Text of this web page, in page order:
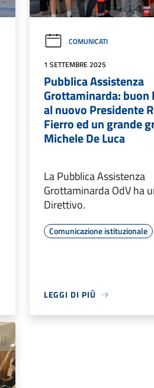
COMUNICATI
1 SETTEMBRE 2025
Pubblica Assistenza
Grottaminarda: buon
al nuovo Presidente
Fierro ed un grande
Michele De Luca
La Pubblica Assistenza
Grottaminarda OdV ha
Direttivo.
Comunicazione istituzionale
LEGGI DI PIÙ